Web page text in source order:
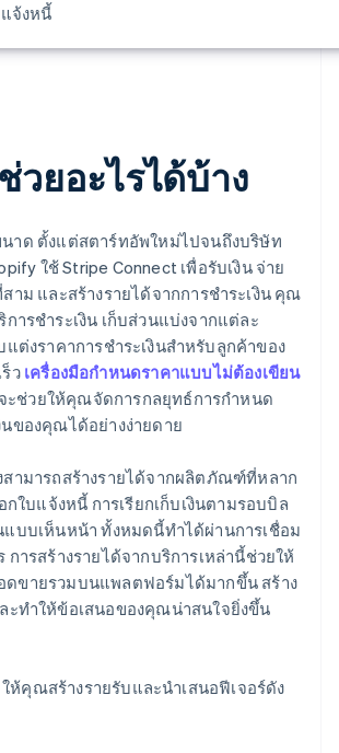
จ้งหนี้
วยอะไรได้บ้าง
าด ตั้งแต่สตาร์ทอัพใหม่ไปจนถึงบริษัท
ใช้ Stripe Connect เพื่อรับเงิน จ่าย
าม และสร้างรายได้จากการชำระเงิน คุณ
การชำระเงิน เก็บส่วนแบ่งจากแต่ละ
ต่งราคาการชำระเงินสำหรับลูกค้าของ
ว เครื่องมือกำหนดราคาแบบไม่ต้องเขียน
ะช่วยให้คุณจัดการกลยุทธ์การกำหนด
นของคุณได้อย่างง่ายดาย
ามารถสร้างรายได้จากผลิตภัณฑ์ที่หลาก
กใบแจ้งหนี้ การเรียกเก็บเงินตามรอบบิล
แบบเห็นหน้า ทั้งหมดนี้ทำได้ผ่านการเชื่อม
ารสร้างรายได้จากบริการเหล่านี้ช่วยให้
ดขายรวมบนแพลตฟอร์มได้มากขึ้น สร้าง
ะทำให้ข้อเสนอของคุณน่าสนใจยิ่งขึ้น
ห้คุณสร้างรายรับและนำเสนอฟีเจอร์ดัง